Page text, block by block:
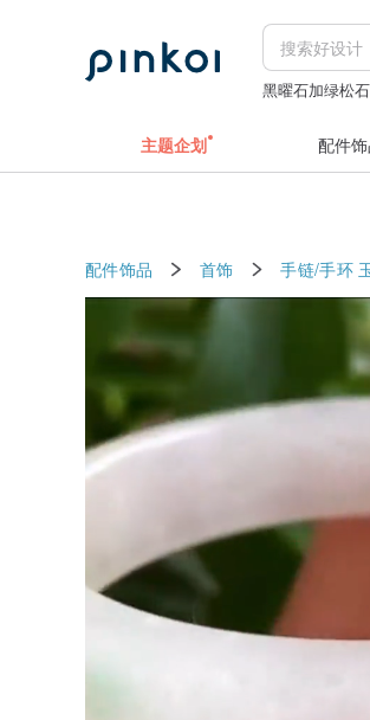
黑曜石加绿松石
主题企划 配件
配件饰品 首饰 手链/手环